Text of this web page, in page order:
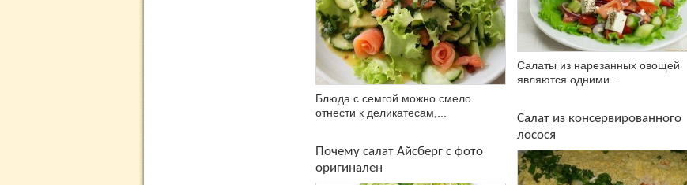
Блюда с семгой можно смело
отнести к деликатесам,...
Почему салат Айсберг с фото
оригинален
Салаты из нарезанных овощей
являются одними...
Салат из консервированного
лосося